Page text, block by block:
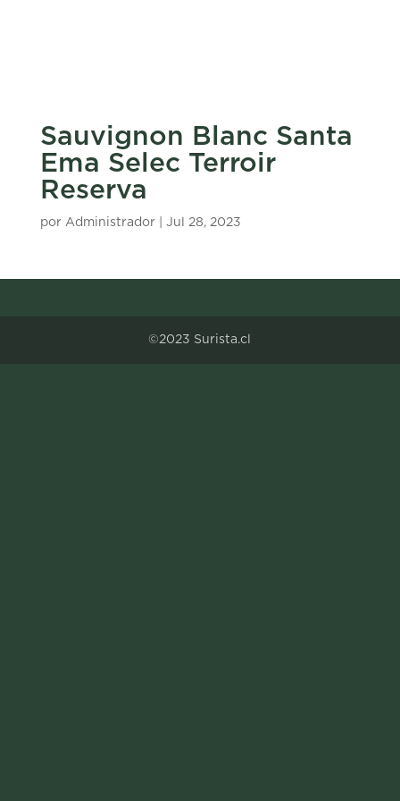
Sauvignon Blanc Santa
Ema Selec Terroir
Reserva
por Administrador| Jul 28, 2023
©2023 Surista.cl